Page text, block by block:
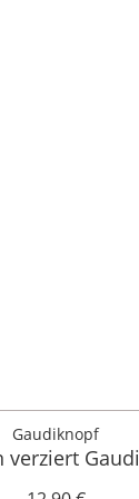
Gaudiknopf
verziert